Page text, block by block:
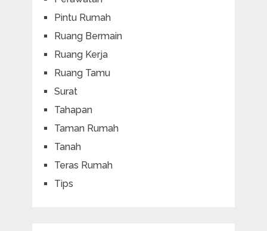
Pintu Rumah
Ruang Bermain
Ruang Kerja
Ruang Tamu
Surat
Tahapan
Taman Rumah
Tanah
Teras Rumah
Tips